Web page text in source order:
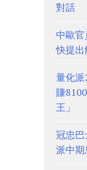
對話
中歐
快提
量化
賺
王」
冠忠
派中